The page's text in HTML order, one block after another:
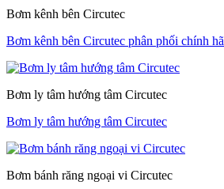
Bơm kênh bên Circutec
Bơm kênh bên Circutec phân phối chính
Bơm ly tâm hướng tâm Circutec
Bơm ly tâm hướng tâm Circutec
Bơm bánh răng ngoại vi Circutec